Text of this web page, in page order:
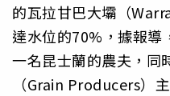
的瓦拉甘巴大壩（
達水位的70%，據報導
一名昆士蘭的農夫，同
（Grain Producers）